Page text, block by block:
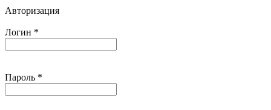
Авторизация
Логин *
Пароль *